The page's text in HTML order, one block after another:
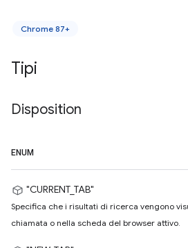
Chrome 87+
Tipi
Disposition
ENUM
"CURRENT_TAB"
Specifica che i risultati di ricerca vengono
chiamata o nella scheda del browser attivo.